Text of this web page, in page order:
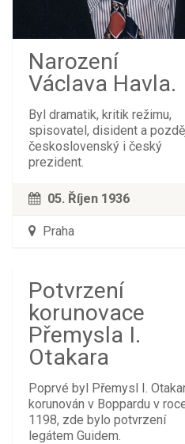
Narození
Václava Havla.
Byl dramatik, kritik režimu,
spisovatel, disident a
československý i český
prezident.
05. Říjen 1936
Praha
Potvrzení
korunovace
Přemysla I.
Otakara
Poprvé byl Přemysl I.
korunován v Boppardu v
1198, zde bylo potvrzení
legátem Guidem.